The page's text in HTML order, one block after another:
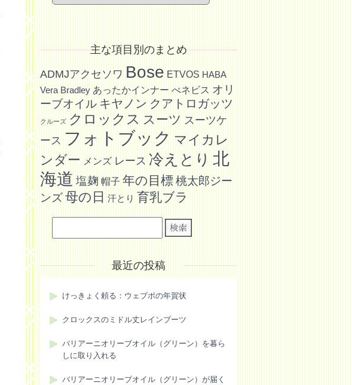
主な項目別のまとめ
ADMJアクセソワ Bose ETVOS HABA
Vera Bradley あったかインナー べネビス オリ
ーブオイル キヤノン クアトロガッツ
クルーズ クロックス スーツ スーツケ
ース フォトブック マイカレ
ンダー メンズ レース 冷えとり 北
海道 塩麹 帽子 年の目標 桃太郎ジー
ンズ母の日 汗とり 育乳ブラ
最近の投稿
けっきょく頼る：ウェブポの年賀状
クロックスのミドル丈レインブーツ
バリアーニオリーブオイル（グリーン）を暮ら
しに取り入れる
バリアーニオリーブオイル（グリーン）が届く